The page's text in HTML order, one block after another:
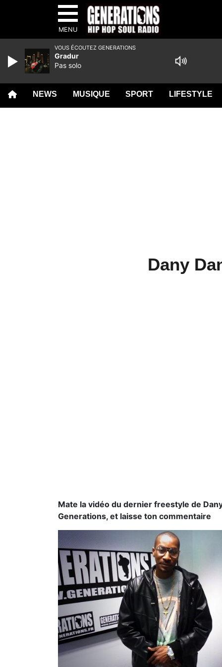
MENU
NEWS MUSIQUE SPORT LIFESTYLE
Dany
Mate la vidéo du dernier freestyle de
Generations, et laisse ton commentaire
VOUS ÉCOUTEZ GENERATIONS
Gradur
Pas solo